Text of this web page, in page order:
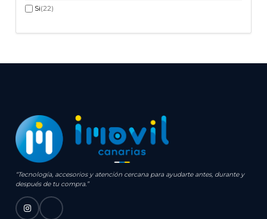
Si(22)
“Tecnología, accesorios y atención cercana para ayudarte antes, durante y
después de tu compra.”